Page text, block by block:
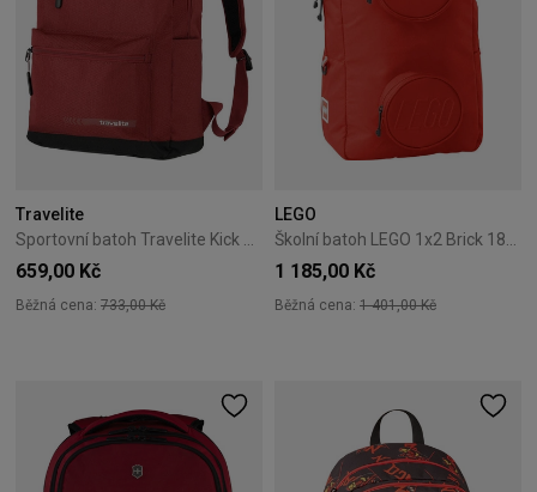
Travelite
659,00 Kč
Běžná cena: 733,00 Kč
LEGO
1 185,00 Kč
Běžná cena: 1 401,00 Kč